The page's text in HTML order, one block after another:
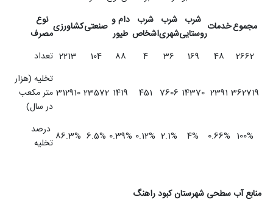
نوع
مصرفکشاورزیصنعتی دام و
طیور
شرب
اشخاص
شرب
شهری
شرب
روستاییخدماتمجموع
تعداد 2213 104 88 4 36 169 48
2662
تخلیه (هزار
متر مکعب
در سال)
312910 23572 1419 451 7606 14370 2391 362719
درصد
تخلیه 86.3% 6.5% 0.39% 0.12% 2.1% 4% 0.66% 100%
منابع آب سطحی شهرستان کبود راهنگ